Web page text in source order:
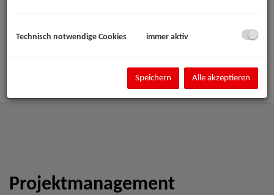
Projektmanagement
Technisch notwendige Cookies immer aktiv
Speichern Alle akzeptieren